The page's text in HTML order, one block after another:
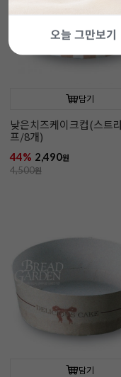
오늘 그만보기
담기
낮은치즈케이크컵(스트
프/8개)
44% 2,490원
4,500원
담기